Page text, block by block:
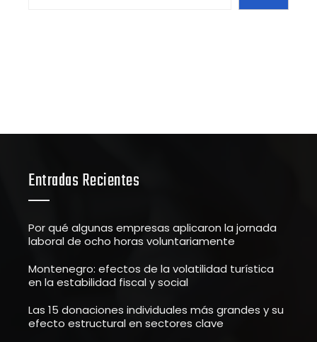
Entradas Recientes
Por qué algunas empresas aplicaron la jornada
laboral de ocho horas voluntariamente
Montenegro: efectos de la volatilidad turística
en la estabilidad fiscal y social
Las 15 donaciones individuales más grandes y su
efecto estructural en sectores clave